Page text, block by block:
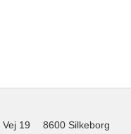
Vej 19
8600 Silkeborg